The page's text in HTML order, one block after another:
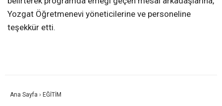
Yozgat Öğretmenevi yöneticilerine ve personeline
teşekkür etti.
Ana Sayfa › EĞİTİM